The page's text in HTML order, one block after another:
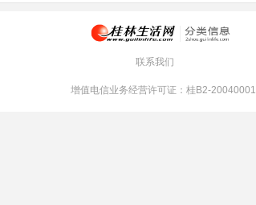
联系我们
增值电信业务经营许可证：桂B2-20040001